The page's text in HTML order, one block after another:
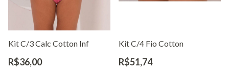
Kit C/3 Calc Cotton Inf
R$36,00
Kit C/4 Fio Cotton
R$51,74